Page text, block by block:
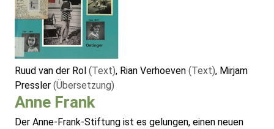
Ruud van der Rol (Text), Rian Verhoeven (Text), Mirjam
Pressler (Übersetzung)
Anne Frank
Der Anne-Frank-Stiftung ist es gelungen, einen neuen